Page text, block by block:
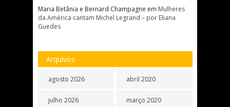
Maria Betânia e Bernard Champagne em Mulheres
da América cantam Michel Legrand – por Eliana
Guedes
Arquivos
agosto 2026
julho 2026
abril 2020
março 2020